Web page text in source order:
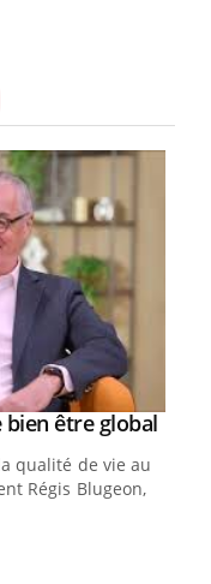
bien être global
qualité de vie au
Régis Blugeon,